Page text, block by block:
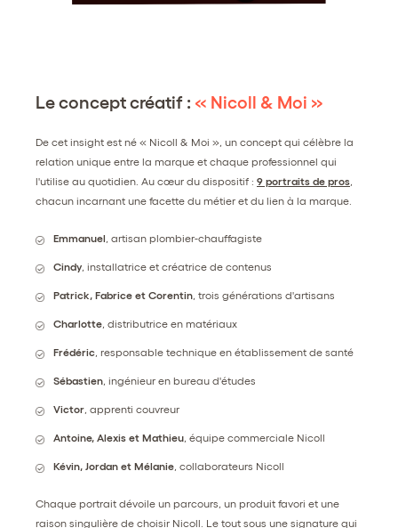
Le concept créatif : « Nicoll & Moi »
De cet insight est né « Nicoll & Moi », un concept qui célèbre la
relation unique entre la marque et chaque professionnel qui
l'utilise au quotidien. Au cœur du dispositif : 9 portraits de pros,
chacun incarnant une facette du métier et du lien à la marque.
Emmanuel, artisan plombier-chauffagiste
Cindy, installatrice et créatrice de contenus
Patrick, Fabrice et Corentin, trois générations d'artisans
Charlotte, distributrice en matériaux
Frédéric, responsable technique en établissement de santé
Sébastien, ingénieur en bureau d'études
Victor, apprenti couvreur
Antoine, Alexis et Mathieu, équipe commerciale Nicoll
Kévin, Jordan et Mélanie, collaborateurs Nicoll
Chaque portrait dévoile un parcours, un produit favori et une
raison singulière de choisir Nicoll. Le tout sous une signature qui